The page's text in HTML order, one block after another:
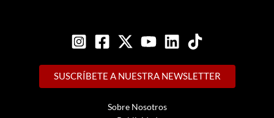
SUSCRÍBETE A NUESTRA NEWSLETTER
Sobre Nosotros